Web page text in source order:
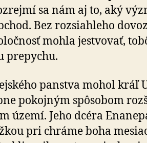
sa nám aj to, aký
Bez rozsiahleho
mohla jestvovať,
prepychu.
panstva mohol kráľ
pokojným spôsobom
území. Jeho dcéra
pri chráme boha